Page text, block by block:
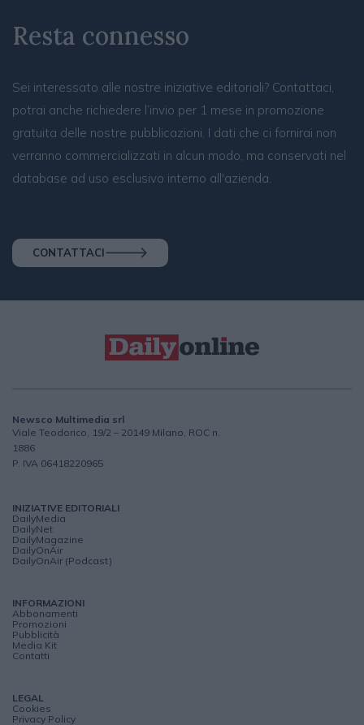
Resta connesso
Sei interessato alle nostre iniziative editoriali? Contattaci,
potrai anche richiedere l’invio per 1 mese in promozione
gratuita delle nostre pubblicazioni. I dati che ci fornirai non
verranno commercializzati in alcun modo, ma conservati nel
database ad uso esclusivo interno all'azienda.
CONTATTACI
Newsco Multimedia srl
Viale Teodorico, 19/2 – 20149 Milano, ROC n.
1886
P. IVA 06418220965
INIZIATIVE EDITORIALI
DailyMedia
DailyNet
DailyMagazine
DailyOnAir
DailyOnAir (Podcast)
INFORMAZIONI
Abbonamenti
Promozioni
Pubblicità
Media Kit
Contatti
LEGAL
Cookies
Privacy Policy